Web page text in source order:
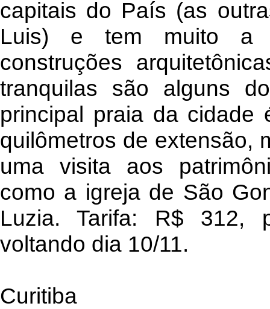
capitais do País (as
Luis) e tem muito a
construções
tranquilas são alguns
principal praia da
quilômetros de extensão,
uma visita aos
como a igreja de São
Luzia. Tarifa: R$ 312,
voltando dia 10/11.
Curitiba